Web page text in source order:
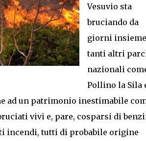
Vesuvio sta
bruciando da
giorni
tanti altri
nazionali
Pollino la Sila
ad un patrimonio inestimabile
vivi e, pare, cosparsi di
incendi, tutti di probabile origine